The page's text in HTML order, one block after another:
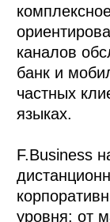
каналов
банк и
частных
языках.
F.Business
уровня: от